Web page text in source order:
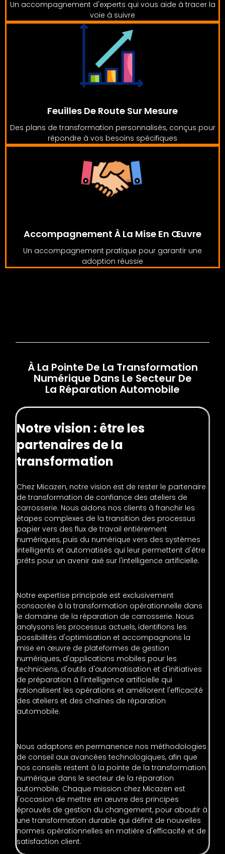
Un accompagnement d'experts qui vous aide à tracer la
voie à suivre
Feuilles De Route Sur Mesure
Des plans de transformation personnalisés, conçus pour
répondre à vos besoins spécifiques
Accompagnement À La Mise En Œuvre
Un accompagnement pratique pour garantir une
adoption réussie
À La Pointe De La Transformation
Numérique Dans Le Secteur De
La Réparation Automobile
Notre vision : être les
partenaires de la
transformation
Chez Micazen, notre vision est de rester le partenaire
de transformation de confiance des ateliers de
carrosserie. Nous aidons nos clients à franchir les
étapes complexes de la transition des processus
papier vers des flux de travail entièrement
numériques, puis du numérique vers des systèmes
intelligents et automatisés qui leur permettent d'être
prêts pour un avenir axé sur l'intelligence artificielle.
Notre expertise principale est exclusivement
consacrée à la transformation opérationnelle dans
le domaine de la réparation de carrosserie. Nous
analysons les processus actuels, identifions les
possibilités d'optimisation et accompagnons la
mise en œuvre de plateformes de gestion
numériques, d'applications mobiles pour les
techniciens, d'outils d'automatisation et d'initiatives
de préparation à l'intelligence artificielle qui
rationalisent les opérations et améliorent l'efficacité
des ateliers et des chaînes de réparation
automobile.
Nous adaptons en permanence nos méthodologies
de conseil aux avancées technologiques, afin que
nos conseils restent à la pointe de la transformation
numérique dans le secteur de la réparation
automobile. Chaque mission chez Micazen est
l'occasion de mettre en œuvre des principes
éprouvés de gestion du changement, pour aboutir à
une transformation durable qui définit de nouvelles
normes opérationnelles en matière d'efficacité et de
satisfaction client.